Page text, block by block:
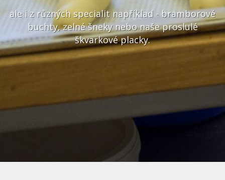
ale i z různých specialit například - bramborové
buchty, zelné šneky nebo naše proslulé
škvarkové placky.